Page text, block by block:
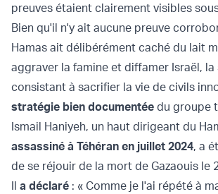
preuves étaient clairement visibles
Bien qu'il n'y ait aucune preuve
Hamas ait délibérément caché du lait
aggraver la famine et diffamer Israël,
consistant à sacrifier la vie de civils
stratégie bien documentée du groupe
Ismail Haniyeh, un haut dirigeant du
assassiné à Téhéran en juillet 2024, a
de se réjouir de la mort de Gazaouis le
Il a déclaré : « Comme je l'ai répété à